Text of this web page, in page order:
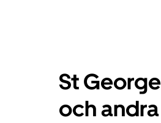
St
och